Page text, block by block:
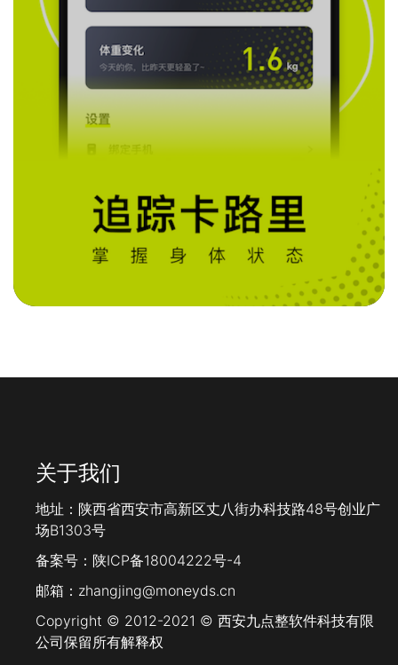
关于我们
地址：陕西省西安市高新区丈八街办科技路48号创业广
场B1303号
备案号： 陕ICP备18004222号-4
邮箱：zhangjing@moneyds.cn
Copyright © 2012-2021 © 西安九点整软件科技有限
公司保留所有解释权